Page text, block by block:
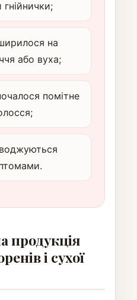
на
або вуха;
помітне
продукція
і сухої